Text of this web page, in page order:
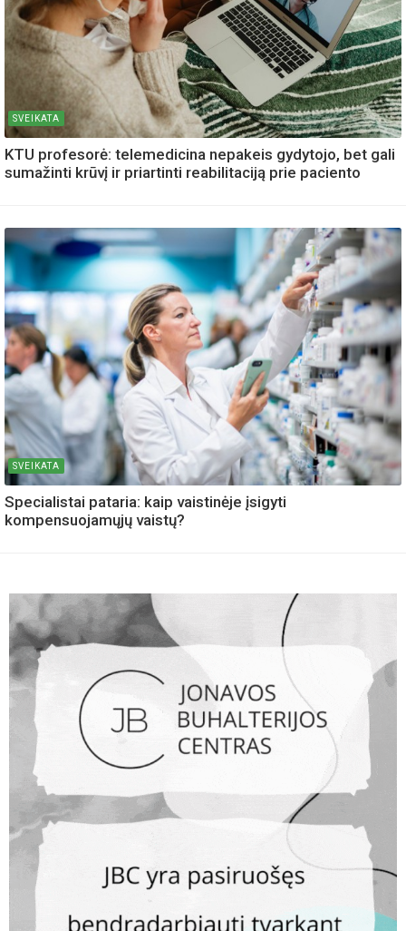
SVEIKATA
KTU profesorė: telemedicina nepakeis gydytojo, bet gali
sumažinti krūvį ir priartinti reabilitaciją prie paciento
SVEIKATA
Specialistai pataria: kaip vaistinėje įsigyti
kompensuojamųjų vaistų?